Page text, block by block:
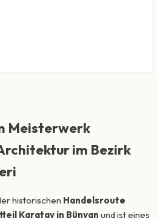
Meisterwerk
im Bezirk
historischen Handelsroute
Karatay in Bünyan und ist eines